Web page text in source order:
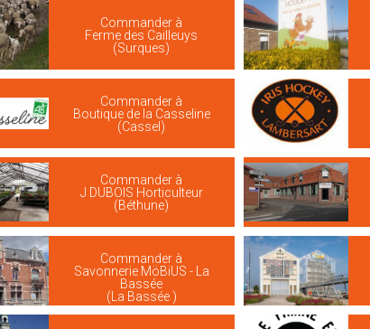
Commander à
Ferme des Cailleuys
(Surques)
Commander à
Boutique de la Casseline
(Cassel)
Commander à
J DUBOIS Horticulteur
(Béthune)
Commander à
Savonnerie MöBiUS - La
Bassée
(La Bassée )